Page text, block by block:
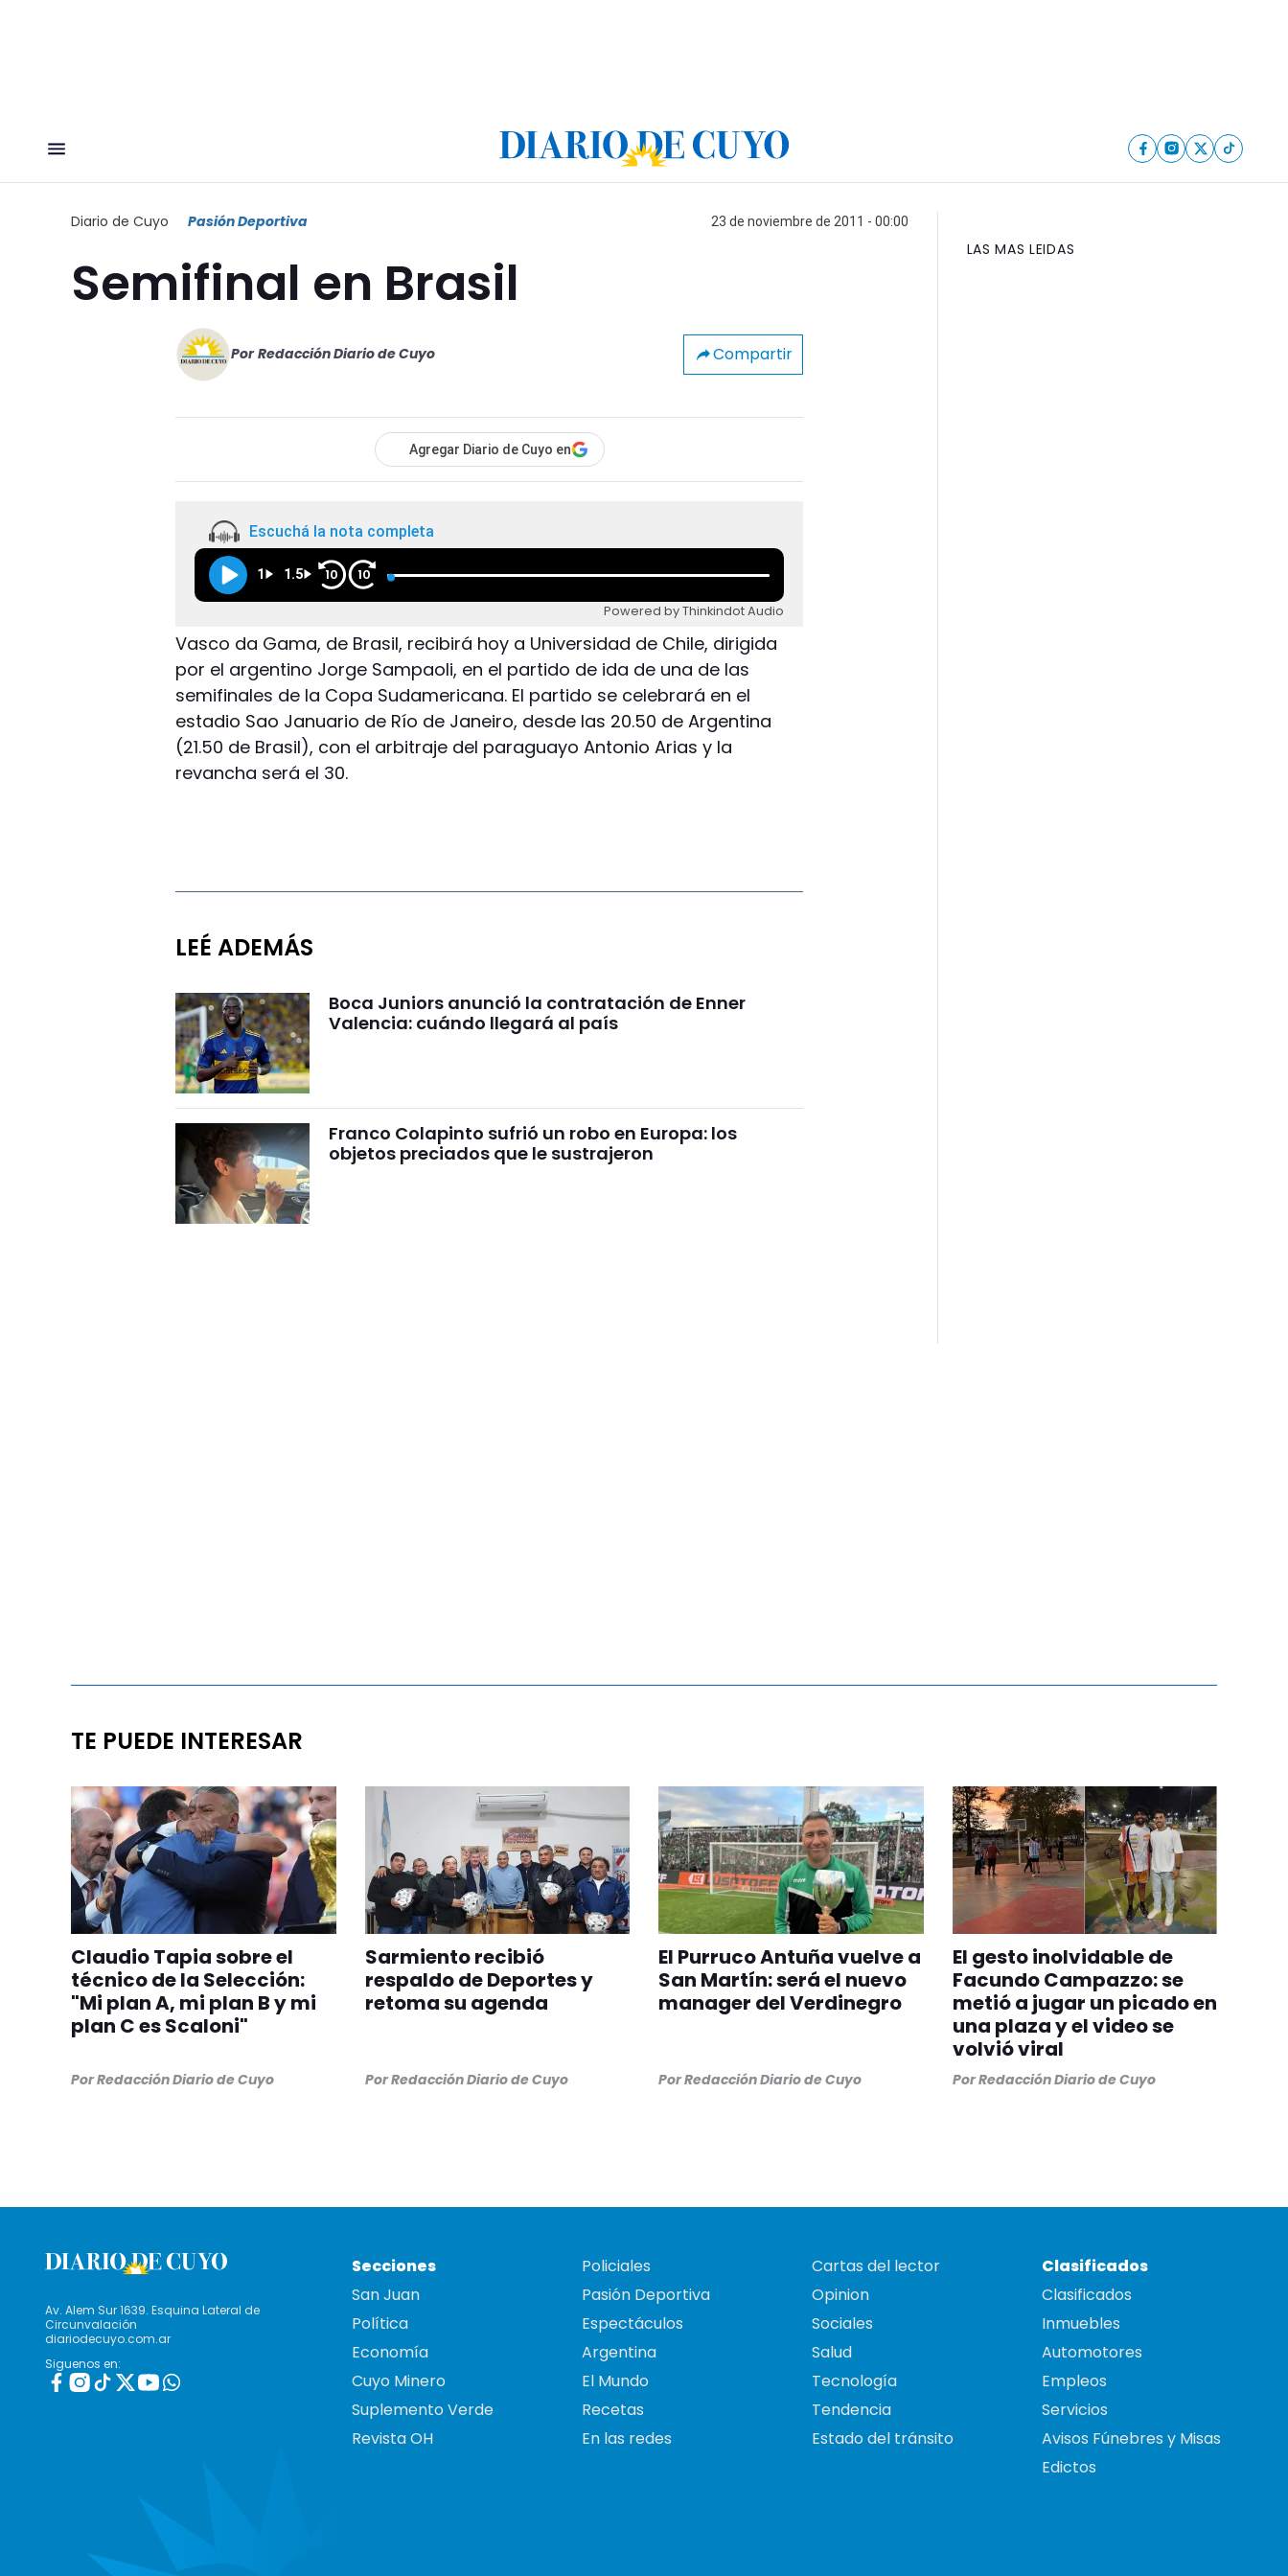
Diario de Cuyo Pasión Deportiva 23 de noviembre de 2011 - 00:00
Semifinal en Brasil
Por Redacción Diario de Cuyo Compartir
Agregar Diario de Cuyo en
Escuchá la nota completa
1 1.5 10 10
Powered by Thinkindot Audio
Vasco da Gama, de Brasil, recibirá hoy a Universidad de Chile, dirigida
por el argentino Jorge Sampaoli, en el partido de ida de una de las
semifinales de la Copa Sudamericana. El partido se celebrará en el
estadio Sao Januario de Río de Janeiro, desde las 20.50 de Argentina
(21.50 de Brasil), con el arbitraje del paraguayo Antonio Arias y la
revancha será el 30.
LEÉ ADEMÁS
Boca Juniors anunció la contratación de Enner
Valencia: cuándo llegará al país
Franco Colapinto sufrió un robo en Europa: los
objetos preciados que le sustrajeron
LAS MAS LEIDAS
TE PUEDE INTERESAR
Claudio Tapia sobre el
técnico de la Selección:
"Mi plan A, mi plan B y mi
plan C es Scaloni"
PorRedacción Diario de Cuyo
Sarmiento recibió
respaldo de Deportes y
retoma su agenda
PorRedacción Diario de Cuyo
El Purruco Antuña vuelve a
San Martín: será el nuevo
manager del Verdinegro
PorRedacción Diario de Cuyo
El gesto inolvidable de
Facundo Campazzo: se
metió a jugar un picado en
una plaza y el video se
volvió viral
PorRedacción Diario de Cuyo
Av. Alem Sur 1639. Esquina Lateral de
Circunvalación
diariodecuyo.com.ar
Siguenos en:
Secciones
San Juan
Política
Economía
Cuyo Minero
Suplemento Verde
Revista OH
Policiales
Pasión Deportiva
Espectáculos
Argentina
El Mundo
Recetas
En las redes
Cartas del lector
Opinion
Sociales
Salud
Tecnología
Tendencia
Estado del tránsito
Clasificados
Clasificados
Inmuebles
Automotores
Empleos
Servicios
Avisos Fúnebres y Misas
Edictos